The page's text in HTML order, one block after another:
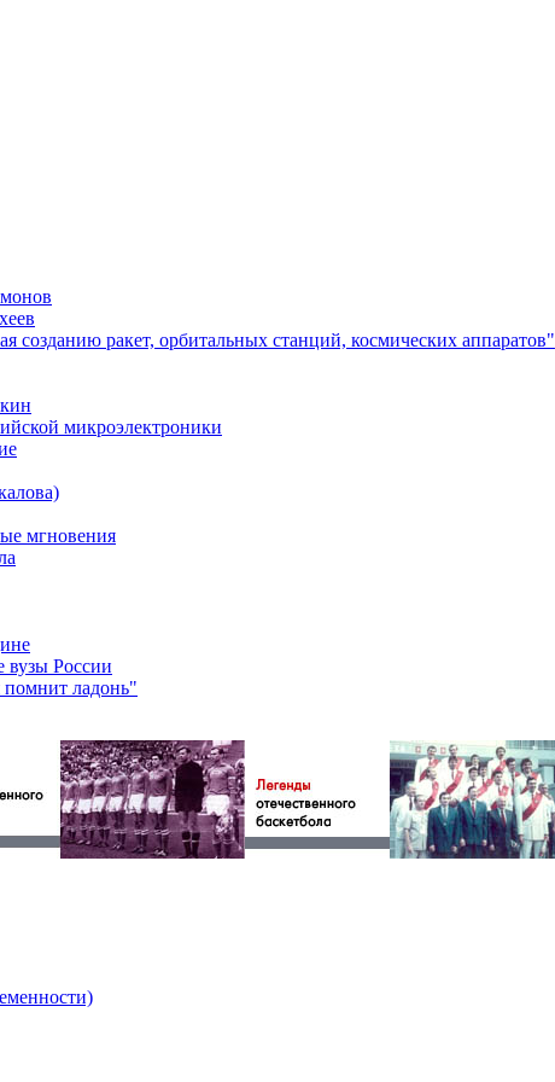
ракет, орбитальных станций, космических аппаратов"
микроэлектроники
мгновения
вузы России
ладонь"